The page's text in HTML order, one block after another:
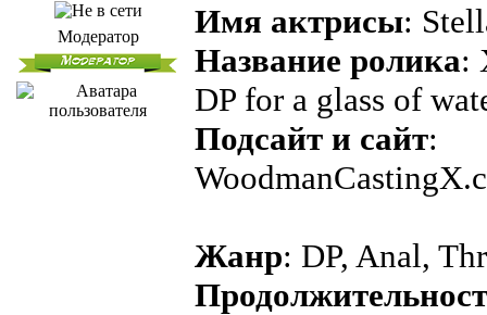
Модератор Имя актрисы:
Название ролика:
DP for a glass of
Подсайт и сайт:
Жанр: DP, Anal,